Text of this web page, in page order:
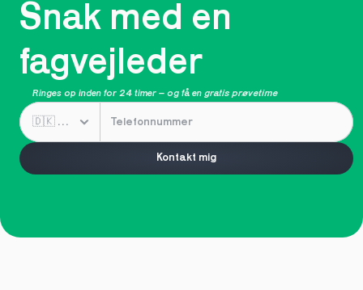
Snak med en
fagvejleder
Ringes op inden for 24 timer – og få en gratis prøvetime
Kontakt mig